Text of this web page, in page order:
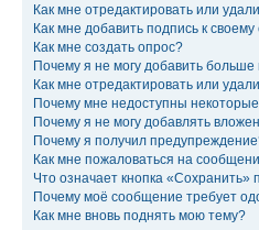
Как мне отредактировать или
Как мне добавить подпись к
Как мне создать опрос?
Почему я не могу добавить больше
Как мне отредактировать или
Почему мне недоступны
Почему я не могу добавлять
Почему я получил
Как мне пожаловаться на
Что означает кнопка
Почему моё сообщение требует
Как мне вновь поднять мою тему?